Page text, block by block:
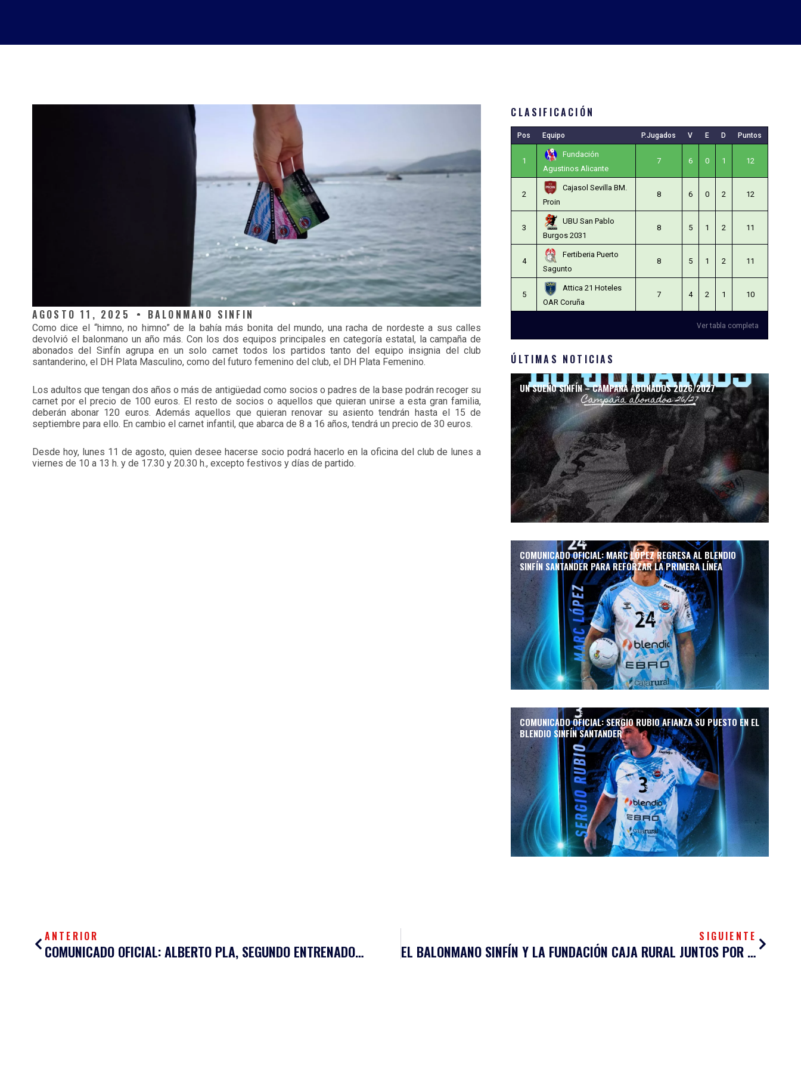
AGOSTO 11, 2025 BALONMANO SINFIN
Como dice el “himno, no himno” de la bahía más bonita del mundo, una racha de nordeste a sus calles
devolvió el balonmano un año más. Con los dos equipos principales en categoría estatal, la campaña de
abonados del Sinfín agrupa en un solo carnet todos los partidos tanto del equipo insignia del club
santanderino, el DH Plata Masculino, como del futuro femenino del club, el DH Plata Femenino.
Los adultos que tengan dos años o más de antigüedad como socios o padres de la base podrán recoger su
carnet por el precio de 100 euros. El resto de socios o aquellos que quieran unirse a esta gran familia,
deberán abonar 120 euros. Además aquellos que quieran renovar su asiento tendrán hasta el 15 de
septiembre para ello. En cambio el carnet infantil, que abarca de 8 a 16 años, tendrá un precio de 30 euros.
Desde hoy, lunes 11 de agosto, quien desee hacerse socio podrá hacerlo en la oficina del club de lunes a
viernes de 10 a 13 h. y de 17.30 y 20.30 h., excepto festivos y días de partido.
CLASIFICACIÓN
Pos Equipo P.Jugados V E D Puntos
1
Fundación
Agustinos Alicante
7 6 0 1 12
2
Cajasol Sevilla BM.
Proin
8 6 0 2 12
3
UBU San Pablo
Burgos 2031
8 5 1 2 11
4
Fertiberia Puerto
Sagunto
8 5 1 2 11
5
Attica 21 Hoteles
OAR Coruña
7 4 2 1 10
Ver tabla completa
ÚLTIMAS NOTICIAS
UN SUEÑO SINFÍN – CAMPAÑA ABONADOS 2026/2027
COMUNICADO OFICIAL: MARC LÓPEZ REGRESA AL BLENDIO
SINFÍN SANTANDER PARA REFORZAR LA PRIMERA LÍNEA
COMUNICADO OFICIAL: SERGIO RUBIO AFIANZA SU PUESTO EN EL
BLENDIO SINFÍN SANTANDER
ANTERIOR
COMUNICADO OFICIAL: ALBERTO PLA, SEGUNDO ENTRENADOR DEL BLENDIO SINFÍN SANTANDER
SIGUIENTE
EL BALONMANO SINFÍN Y LA FUNDACIÓN CAJA RURAL JUNTOS POR UN GRAN PROYECTO